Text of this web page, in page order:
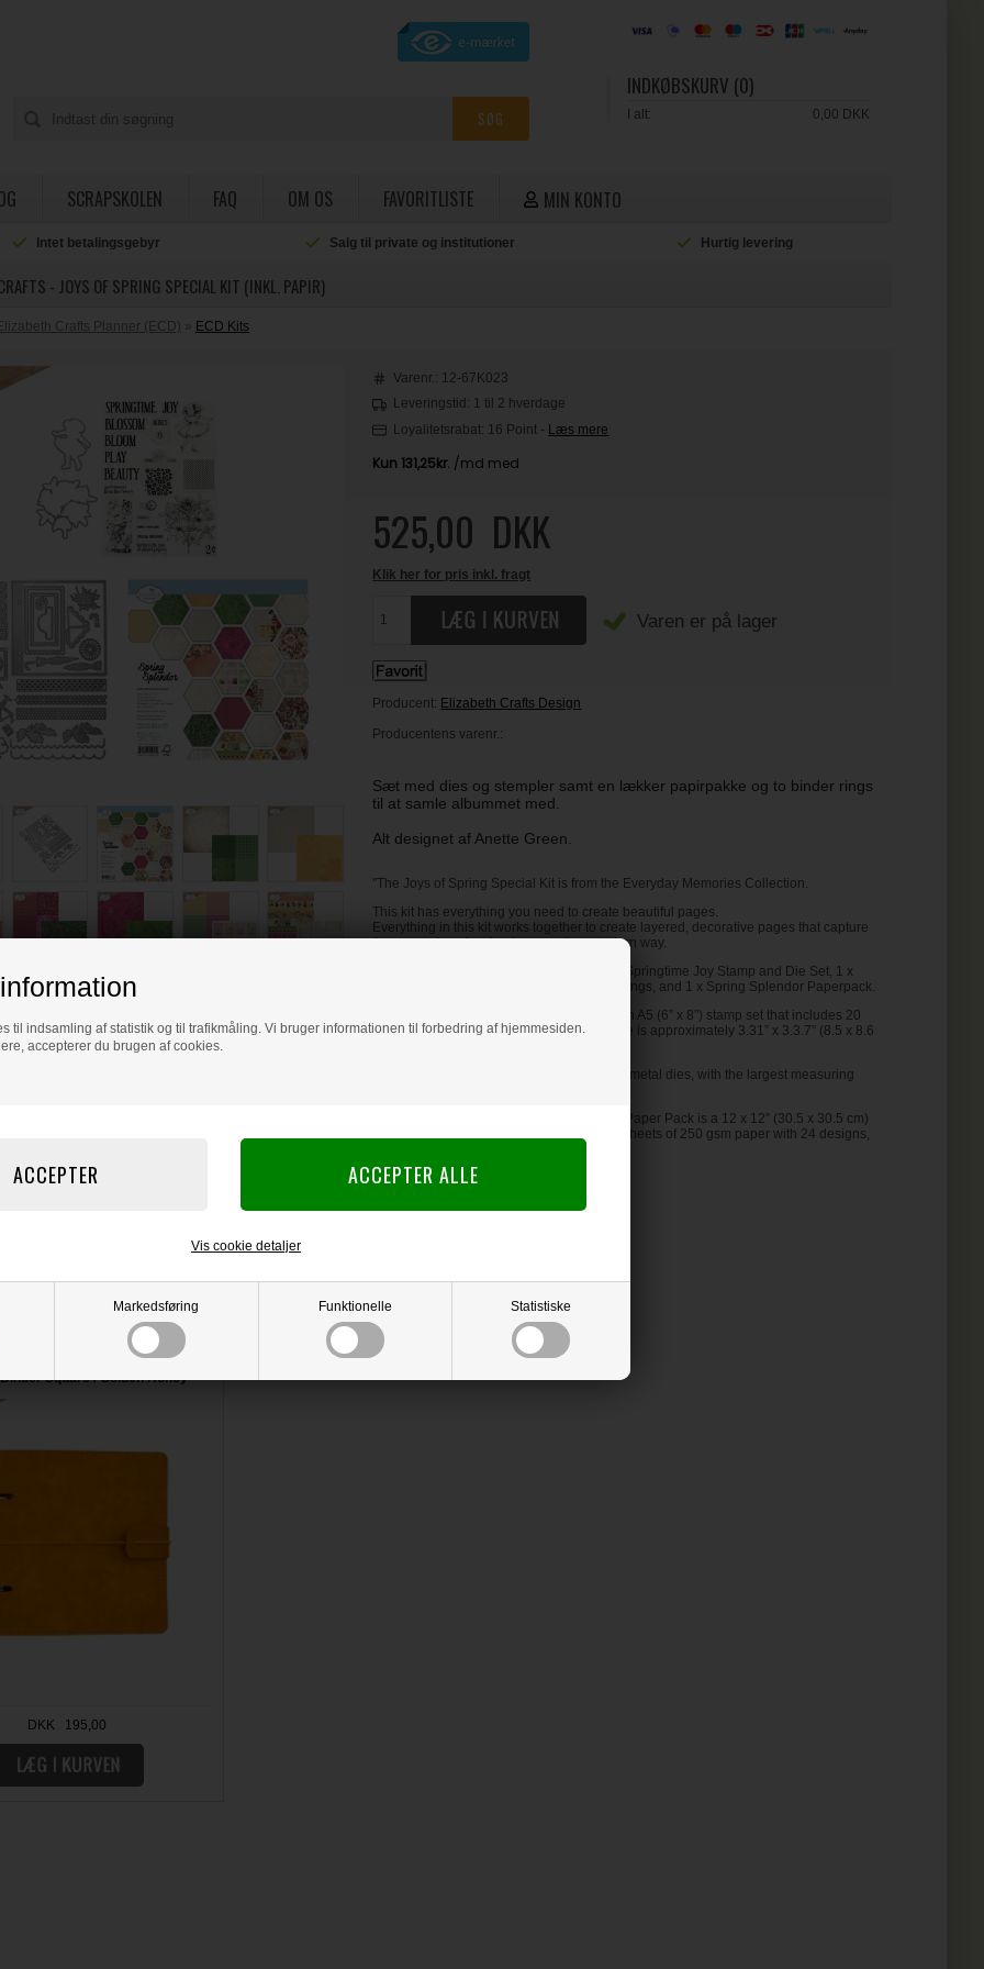
til indsamling af statistik og til trafikmåling. Vi bruger informationen til forbedring af hjemmesiden.
accepterer du brugen af cookies.
Markedsføring Funktionelle Statistiske
Vis cookie detaljer
INDKØBSKURV (0)
I alt: 0,00 DKK
SCRAPSKOLEN FAQ OM OS FAVORITLISTE MIN KONTO
Intet betalingsgebyr Salg til private og institutioner Hurtig levering
- JOYS OF SPRING SPECIAL KIT (INKL. PAPIR)
Elizabeth Crafts Planner (ECD) » ECD Kits
Varenr.: 12-67K023
Leveringstid: 1 til 2 hverdage
Loyalitetsrabat: 16 Point - Læs mere
525,00 DKK
Klik her for pris inkl. fragt
Varen er på lager
Producent: Elizabeth Crafts Design
Producentens varenr.:
Sæt med dies og stempler samt en lækker papirpakke og to binder rings
til at samle albummet med.
Alt designet af Anette Green.
"The Joys of Spring Special Kit is from the Everyday Memories Collection.
This kit has everything you need to create beautiful pages.
Everything in this kit works together to create layered, decorative pages that capture
the memories of spring in a creative, modern way.
The Joys of Spring Special Kit Includes 1x Springtime Joy Stamp and Die Set, 1 x
Joys of Spring Dies, 2 Book binder Metal Rings, and 1 x Spring Splendor Paperpack.
The Springtime Joy Stamp and Die Set is an A5 (6” x 8”) stamp set that includes 20
stamps and 2 thin metal dies; the largest die is approximately 3.31” x 3.3.7” (8.5 x 8.6
The Joys of Spring Die set includes 31 thin metal dies, with the largest measuring
The Spring Splendor Patterned Cardstock Paper Pack is a 12 x 12” (30.5 x 30.5 cm)
paper pack that includes 12 double-sided sheets of 250 gsm paper with 24 designs,
Acid/Lignin free.
Everyday Memories Planner -
Square / Golden Honey
DKK 195,00